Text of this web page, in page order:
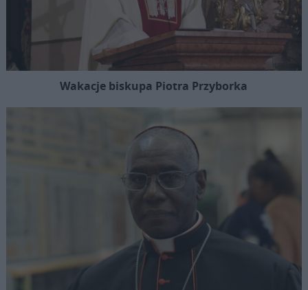
Wakacje biskupa Piotra Przyborka